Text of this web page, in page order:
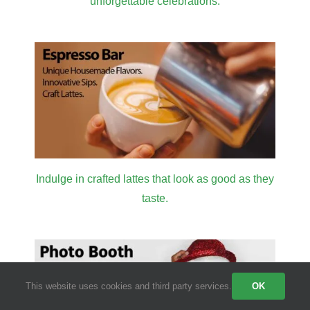
Indulge in crafted lattes that look as good as they
taste.
This website uses cookies and third party services. OK